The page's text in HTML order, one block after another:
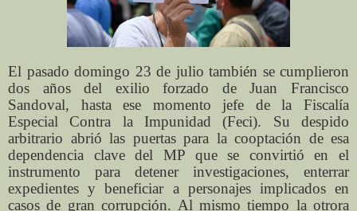
El pasado domingo 23 de julio también se cumplieron
dos años del exilio forzado de Juan Francisco
Sandoval, hasta ese momento jefe de la Fiscalía
Especial Contra la Impunidad (Feci). Su despido
arbitrario abrió las puertas para la cooptación de esa
dependencia clave del MP que se convirtió en el
instrumento para detener investigaciones, enterrar
expedientes y beneficiar a personajes implicados en
casos de gran corrupción. Al mismo tiempo la otrora